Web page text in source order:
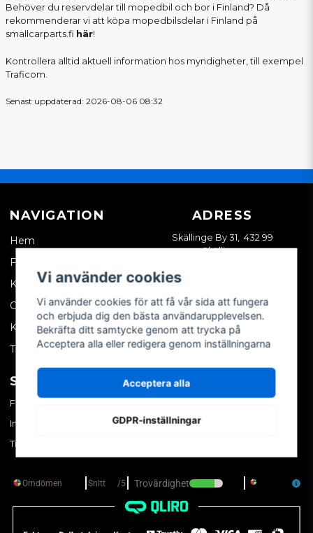
Behöver du reservdelar till mopedbil och bor i Finland? Då
rekommenderar vi att köpa mopedbilsdelar i Finland på
smallcarparts.fi här!
Kontrollera alltid aktuell information hos myndigheter, till exempel
Traficom.
Senast uppdaterad: 2026-08-06 08:32
NAVIGATION
Hem
Företagskund
Kontakta oss
Om oss
Köpvillkor
Tips & trix
ADRESS
Skällinge By 31, 432 99
Skällinge
SOCIALA MEDIER
Facebook
Instagram
TikTok
MITT KONTO
Skapa konto
Vi använder cookies
Vi använder cookies för att få vår sida att fungera
och erbjuda dig den bästa användarupplevelsen.
Bekräfta ditt samtycke genom att trycka på
Acceptera alla eller redigera genom inställningarna
Acceptera alla
GDPR-inställningar